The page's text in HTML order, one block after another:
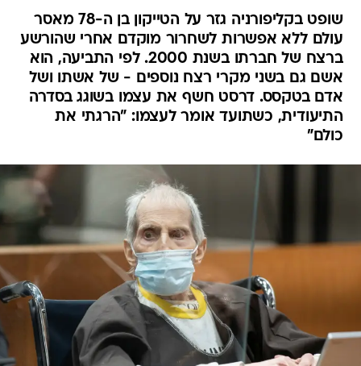
שופט בקליפורניה גזר על הטייקון בן ה-78 מאסר
עולם ללא אפשרות לשחרור מוקדם אחרי שהורשע
ברצח של חברתו בשנת 2000. לפי התביעה, הוא
אשם גם בשני מקרי רצח נוספים - של אשתו ושל
אדם בטקסס. דרסט חשף את עצמו בשוגג בסדרה
התיעודית, כשתועד אומר לעצמו: "הרגתי את
כולם"